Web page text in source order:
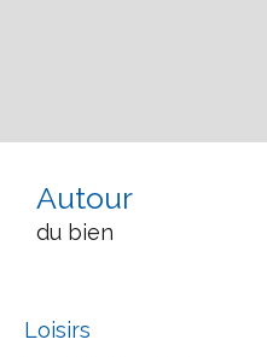
Autour
du bien
Loisirs